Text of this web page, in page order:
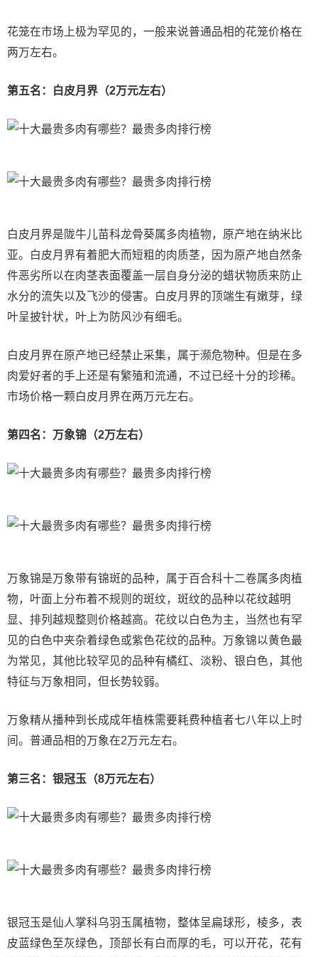
花笼在市场上极为罕见的，一般来说普通品相的花笼价格在
两万左右。
第五名：白皮月界（2万元左右）
白皮月界是陇牛儿苗科龙骨葵属多肉植物，原产地在纳米比
亚。白皮月界有着肥大而短粗的肉质茎，因为原产地自然条
件恶劣所以在肉茎表面覆盖一层自身分泌的蜡状物质来防止
水分的流失以及飞沙的侵害。白皮月界的顶端生有嫩芽，绿
叶呈披针状，叶上为防风沙有细毛。
白皮月界在原产地已经禁止采集，属于濒危物种。但是在多
肉爱好者的手上还是有繁殖和流通，不过已经十分的珍稀。
市场价格一颗白皮月界在两万元左右。
第四名：万象锦（2万左右）
万象锦是万象带有锦斑的品种，属于百合科十二卷属多肉植
物，叶面上分布着不规则的斑纹，斑纹的品种以花纹越明
显、排列越规整则价格越高。花纹以白色为主，当然也有罕
见的白色中夹杂着绿色或紫色花纹的品种。万象锦以黄色最
为常见，其他比较罕见的品种有橘红、淡粉、银白色，其他
特征与万象相同，但长势较弱。
万象精从播种到长成成年植株需要耗费种植者七八年以上时
间。普通品相的万象在2万元左右。
第三名：银冠玉（8万元左右）
银冠玉是仙人掌科乌羽玉属植物，整体呈扁球形，棱多，表
皮蓝绿色至灰绿色，顶部长有白而厚的毛，可以开花，花有